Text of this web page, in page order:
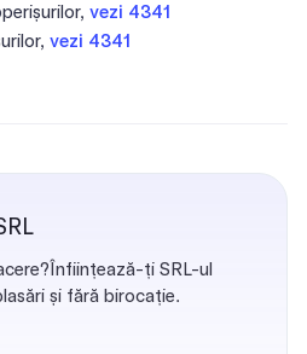
vezi 4341
vezi 4341
ți SRL-ul
și fără birocație.